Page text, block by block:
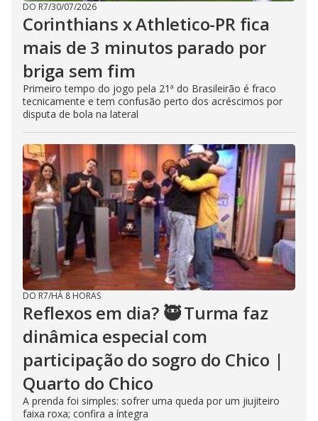
DO R7/30/07/2026
Corinthians x Athletico-PR fica
mais de 3 minutos parado por
briga sem fim
Primeiro tempo do jogo pela 21ª do Brasileirão é fraco
tecnicamente e tem confusão perto dos acréscimos por
disputa de bola na lateral
DO R7/HÁ 8 HORAS
Reflexos em dia? 🥷 Turma faz
dinâmica especial com
participação do sogro do Chico |
Quarto do Chico
A prenda foi simples: sofrer uma queda por um jiujiteiro
faixa roxa; confira a íntegra